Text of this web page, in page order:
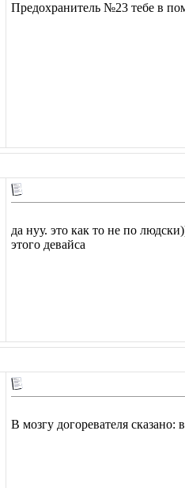
Предохранитель №23 тебе в
да нуу. это как то не по
этого девайса
В мозгу догоревателя сказано: